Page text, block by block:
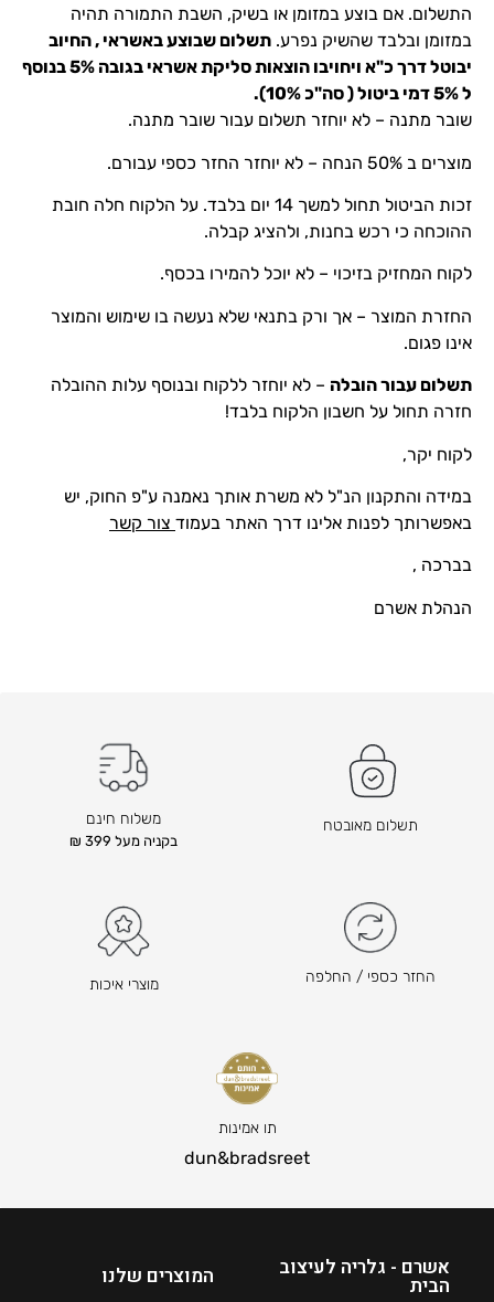
התשלום. אם בוצע במזומן או בשיק, השבת התמורה תהיה
במזומן ובלבד שהשיק נפרע. תשלום שבוצע באשראי , החיוב
יבוטל דרך כ"א ויחויבו הוצאות סליקת אשראי בגובה 5% בנוסף
ל 5% דמי ביטול ( סה"כ 10%).
שובר מתנה – לא יוחזר תשלום עבור שובר מתנה.
מוצרים ב 50% הנחה – לא יוחזר החזר כספי עבורם.
זכות הביטול תחול למשך 14 יום בלבד. על הלקוח חלה חובת
ההוכחה כי רכש בחנות, ולהציג קבלה.
לקוח המחזיק בזיכוי – לא יוכל להמירו בכסף.
החזרת המוצר – אך ורק בתנאי שלא נעשה בו שימוש והמוצר
אינו פגום.
תשלום עבור הובלה – לא יוחזר ללקוח ובנוסף עלות ההובלה
חזרה תחול על חשבון הלקוח בלבד!
לקוח יקר,
במידה והתקנון הנ"ל לא משרת אותך נאמנה ע"פ החוק, יש
באפשרותך לפנות אלינו דרך האתר בעמוד צור קשר
בברכה ,
הנהלת אשרם
תשלום מאובטח משלוח חינם
בקניה מעל 399 ₪
החזר כספי / החלפה מוצרי איכות
תו אמינות
dun&bradsreet
המוצרים שלנו אשרם - גלריה לעיצוב
הבית